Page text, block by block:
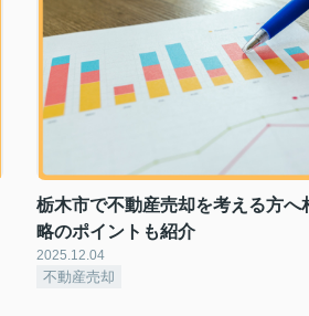
栃木市で不動産売却を考える方へ
略のポイントも紹介
2025.12.04
不動産売却